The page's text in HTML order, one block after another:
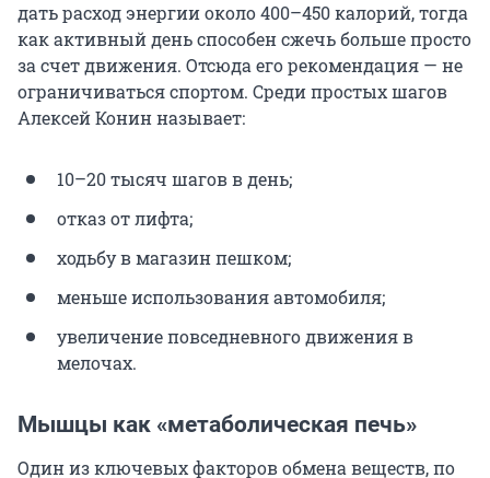
дать расход энергии около 400–450 калорий, тогда
как активный день способен сжечь больше просто
за счет движения. Отсюда его рекомендация — не
ограничиваться спортом. Среди простых шагов
Алексей Конин называет:
10–20 тысяч шагов в день;
отказ от лифта;
ходьбу в магазин пешком;
меньше использования автомобиля;
увеличение повседневного движения в
мелочах.
Мышцы как «метаболическая печь»
Один из ключевых факторов обмена веществ, по